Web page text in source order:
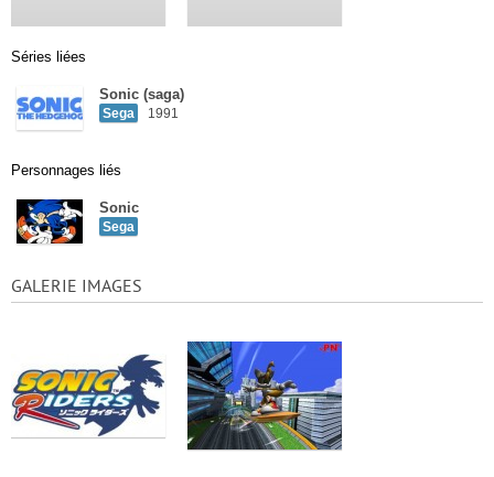
Séries liées
Sonic (saga)
Sega 1991
Personnages liés
Sonic
Sega
GALERIE IMAGES